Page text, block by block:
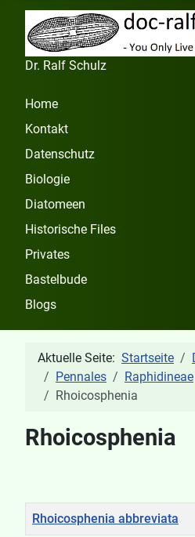
Dr. Ralf Schulz
Home
Kontakt
Datenschutz
Biologie
Diatomeen
Historische Files
Privates
Bastelbude
Blogs
Aktuelle Seite: Startseite
Pennales
Raphidineae
Rhoicosphenia
Rhoicosphenia
Titel
Rhoicosphenia abbreviata